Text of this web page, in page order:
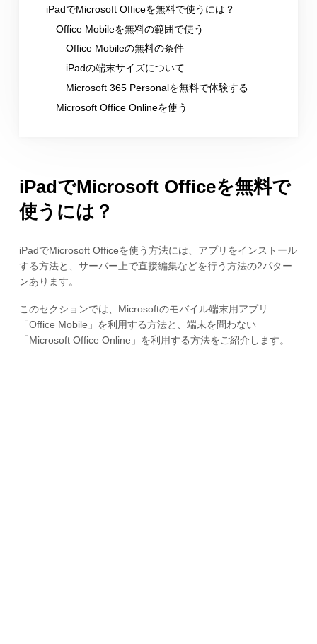
iPadでMicrosoft Officeを無料で使うには？
Office Mobileを無料の範囲で使う
Office Mobileの無料の条件
iPadの端末サイズについて
Microsoft 365 Personalを無料で体験する
Microsoft Office Onlineを使う
iPadでMicrosoft Officeを無料で
使うには？
iPadでMicrosoft Officeを使う方法には、アプリをインストール
する方法と、サーバー上で直接編集などを行う方法の2パター
ンあります。
このセクションでは、Microsoftのモバイル端末用アプリ
「Office Mobile」を利用する方法と、端末を問わない
「Microsoft Office Online」を利用する方法をご紹介します。